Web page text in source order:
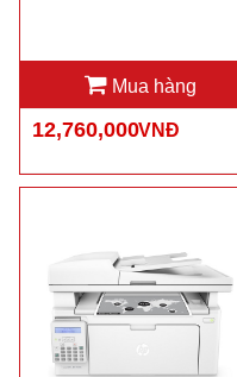
Mua hàng
12,760,000VNĐ